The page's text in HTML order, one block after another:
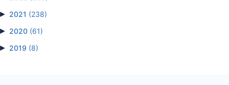
2021 (238)
2020 (61)
2019 (8)